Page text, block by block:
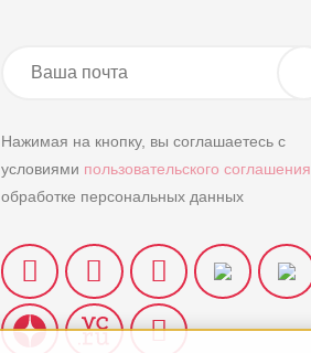
Нажимая на кнопку, вы соглашаетесь с
условиями пользовательского соглашения
обработке персональных данных